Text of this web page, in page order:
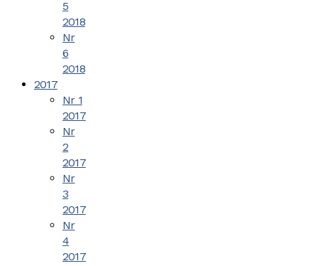
5
2018
Nr
6
2018
2017
Nr 1
2017
Nr
2
2017
Nr
3
2017
Nr
4
2017